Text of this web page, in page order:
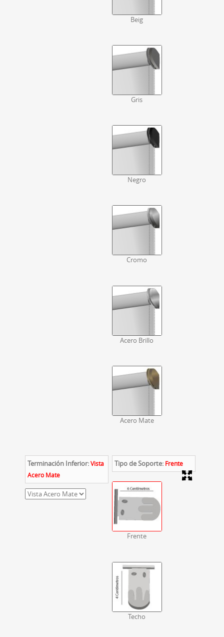
Beig
Gris
Negro
Cromo
Acero Brillo
Acero Mate
Terminación Inferior: Vista
Acero Mate
Tipo de Soporte: Frente
Frente
Techo